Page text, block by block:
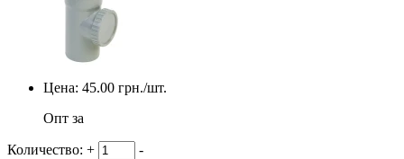
Цена: 45.00 грн./шт.
Опт за
Количество: + -